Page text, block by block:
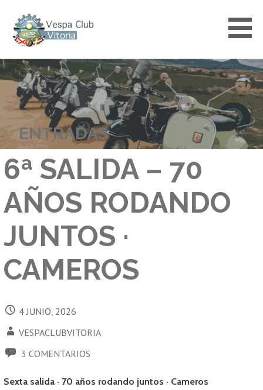
contenido
VESPACLUBVITORIA
ENTRADAS
6ª SALIDA – 70
AÑOS RODANDO
JUNTOS ·
CAMEROS
4 JUNIO, 2026
VESPACLUBVITORIA
3 COMENTARIOS
Sexta salida · 70 años rodando juntos · Cameros